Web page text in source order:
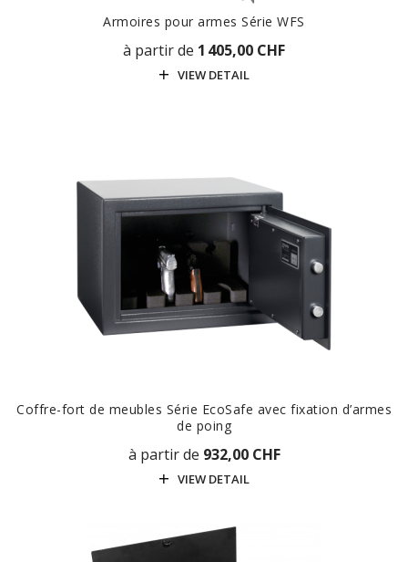
Armoires pour armes Série WFS
à partir de 1 405,00 CHF
VIEW DETAIL
Coffre-fort de meubles Série EcoSafe avec fixation d’armes
de poing
à partir de 932,00 CHF
VIEW DETAIL